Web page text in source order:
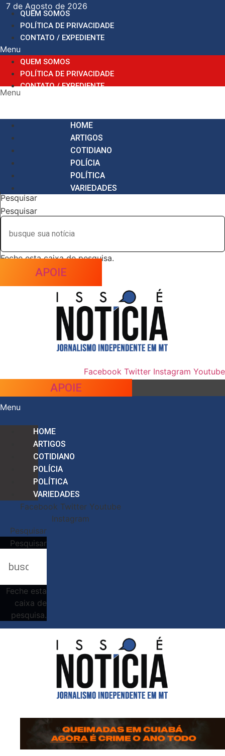
para
conteúdo
7 de Agosto de 2026
QUEM SOMOS
POLÍTICA DE PRIVACIDADE
CONTATO / EXPEDIENTE
Menu
QUEM SOMOS
POLÍTICA DE PRIVACIDADE
CONTATO / EXPEDIENTE
Menu
HOME
ARTIGOS
COTIDIANO
POLÍCIA
POLÍTICA
VARIEDADES
Pesquisar
Pesquisar
Feche esta caixa de pesquisa.
APOIE
Facebook Twitter Instagram Youtube
APOIE
Menu
HOME
ARTIGOS
COTIDIANO
POLÍCIA
POLÍTICA
VARIEDADES
Facebook Twitter Youtube
Instagram
Pesquisar
Pesquisar
Feche esta
caixa de
pesquisa.